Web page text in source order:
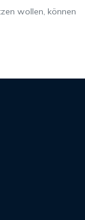
wollen, können